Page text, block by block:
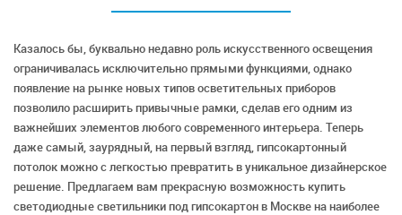
Казалось бы, буквально недавно роль искусственного освещения
ограничивалась исключительно прямыми функциями, однако
появление на рынке новых типов осветительных приборов
позволило расширить привычные рамки, сделав его одним из
важнейших элементов любого современного интерьера. Теперь
даже самый, заурядный, на первый взгляд, гипсокартонный
потолок можно с легкостью превратить в уникальное дизайнерское
решение. Предлагаем вам прекрасную возможность купить
светодиодные светильники под гипсокартон в Москве на наиболее